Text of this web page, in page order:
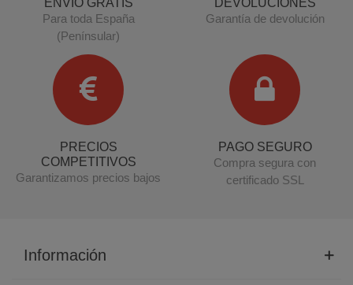
ENVÍO GRATIS
Para toda España
(Penínsular)
DEVOLUCIONES
Garantía de devolución
PRECIOS
COMPETITIVOS
Garantizamos precios bajos
PAGO SEGURO
Compra segura con
certificado SSL
Información